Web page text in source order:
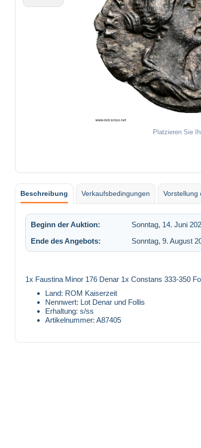
Platzieren Sie
Beschreibung Verkaufsbedingungen Vorstellung
Beginn der Auktion: Sonntag, 14. Juni
Ende des Angebots:
Sonntag, 9. August
1x Faustina Minor 176 Denar 1x Constans 333-350
Land: ROM Kaiserzeit
Nennwert: Lot Denar und Follis
Erhaltung: s/ss
Artikelnummer: A87405